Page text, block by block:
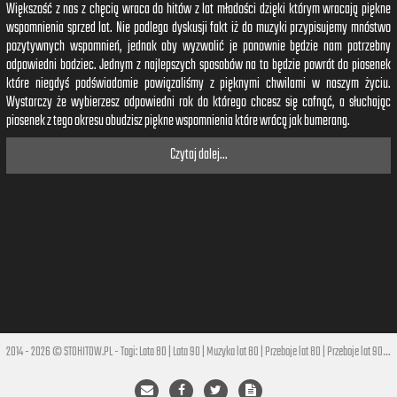
Eh-oh-oh-oh, eh
Eh-oh-oh-oh
[Bridge: Taboo]
Put me in the mix, put me in your vida
Put me on top, ponme arriba
Put me in be', put me in be', put me in between ya
Mami got the fire and I got the gasolina
[Verse 3: apl.de.ap]
[Outro: J.Rey SOUL, J.Rey SOUL & will.i.am]
Większość z nas z chęcią wraca do hitów z lat młodości dzięki którym wracają piękne
wspomnienia sprzed lat. Nie podlega dyskusji fakt iż do muzyki przypisujemy mnóstwo
pozytywnych wspomnień, jednak aby wyzwolić je ponownie będzie nam potrzebny
odpowiedni bodziec. Jednym z najlepszych sposobów na to będzie powrót do piosenek
które niegdyś podświadomie powiązaliśmy z pięknymi chwilami w naszym życiu.
Wystarczy że wybierzesz odpowiedni rok do którego chcesz się cofnąć, a słuchając
piosenek z tego okresu obudzisz piękne wspomnienia które wrócą jak bumerang.
Czytaj dalej...
2014 - 2026 © STOHITOW.PL - Tagi:Lata 80|Lata 90|Muzyka lat 80|Przeboje lat 80|Przeboje lat 90|